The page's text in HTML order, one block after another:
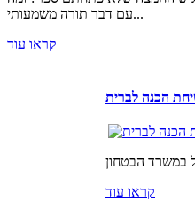
עם דבר תורה משמעותי...
קראו עוד
הכנה לברית
קראו עוד